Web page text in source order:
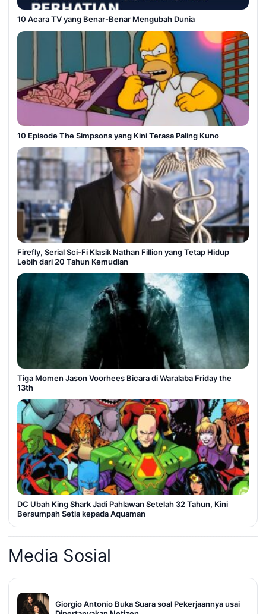
10 Acara TV yang Benar-Benar Mengubah Dunia
10 Episode The Simpsons yang Kini Terasa Paling Kuno
Firefly, Serial Sci-Fi Klasik Nathan Fillion yang Tetap Hidup
Lebih dari 20 Tahun Kemudian
Tiga Momen Jason Voorhees Bicara di Waralaba Friday the
13th
DC Ubah King Shark Jadi Pahlawan Setelah 32 Tahun, Kini
Bersumpah Setia kepada Aquaman
Media Sosial
Giorgio Antonio Buka Suara soal Pekerjaannya usai